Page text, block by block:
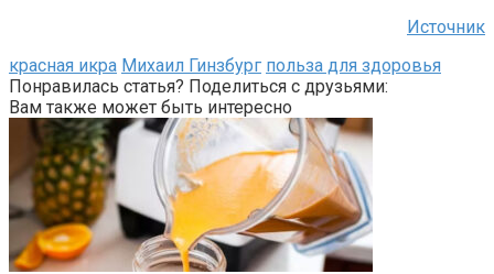
Источник
красная икра Михаил Гинзбург польза для здоровья
Понравилась статья? Поделиться с друзьями:
Вам также может быть интересно